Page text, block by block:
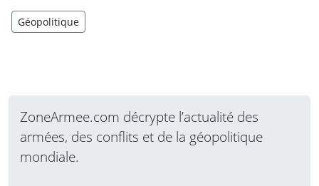
Géopolitique
ZoneArmee.com décrypte l’actualité des
armées, des conflits et de la géopolitique
mondiale.